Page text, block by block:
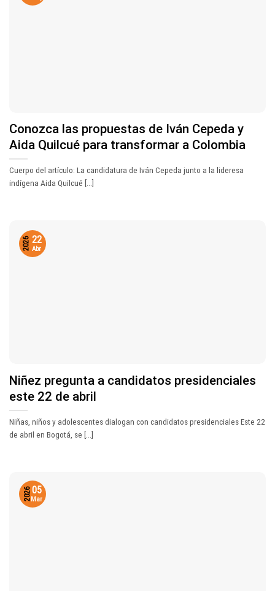
Conozca las propuestas de Iván Cepeda y
Aida Quilcué para transformar a Colombia
Cuerpo del artículo: La candidatura de Iván Cepeda junto a la lideresa
indígena Aida Quilcué [...]
Niñez pregunta a candidatos presidenciales
este 22 de abril
Niñas, niños y adolescentes dialogan con candidatos presidenciales Este 22
de abril en Bogotá, se [...]
22
Abr
2026
05
Mar
2026